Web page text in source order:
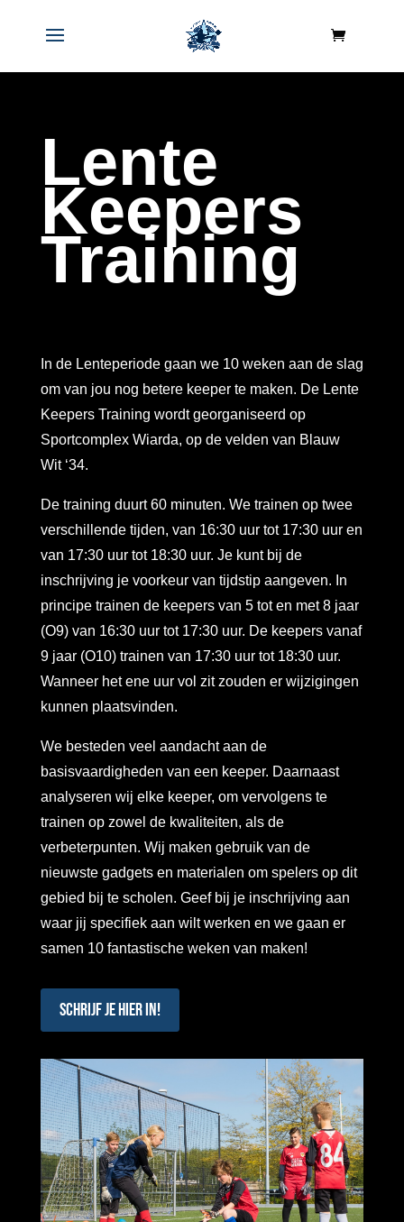
Lente
Keepers
Training
In de Lenteperiode gaan we 10 weken aan de slag
om van jou nog betere keeper te maken. De Lente
Keepers Training wordt georganiseerd op
Sportcomplex Wiarda, op de velden van Blauw
Wit ‘34.
De training duurt 60 minuten. We trainen op twee
verschillende tijden, van 16:30 uur tot 17:30 uur en
van 17:30 uur tot 18:30 uur. Je kunt bij de
inschrijving je voorkeur van tijdstip aangeven. In
principe trainen de keepers van 5 tot en met 8 jaar
(O9) van 16:30 uur tot 17:30 uur. De keepers vanaf
9 jaar (O10) trainen van 17:30 uur tot 18:30 uur.
Wanneer het ene uur vol zit zouden er wijzigingen
kunnen plaatsvinden.
We besteden veel aandacht aan de
basisvaardigheden van een keeper. Daarnaast
analyseren wij elke keeper, om vervolgens te
trainen op zowel de kwaliteiten, als de
verbeterpunten. Wij maken gebruik van de
nieuwste gadgets en materialen om spelers op dit
gebied bij te scholen. Geef bij je inschrijving aan
waar jij specifiek aan wilt werken en we gaan er
samen 10 fantastische weken van maken!
Schrijf je hier in!